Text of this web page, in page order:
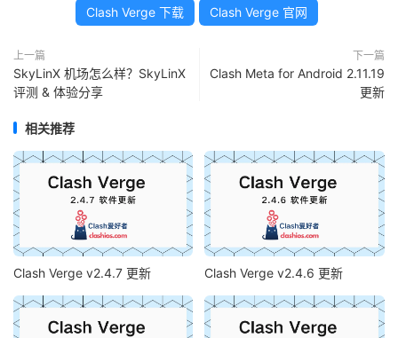
Clash Verge 下载 Clash Verge 官网
上一篇
SkyLinX 机场怎么样？SkyLinX
评测 & 体验分享
下一篇
Clash Meta for Android 2.11.19
更新
相关推荐
Clash Verge v2.4.7 更新 Clash Verge v2.4.6 更新